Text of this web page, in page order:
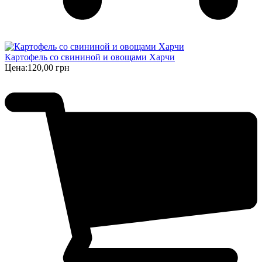
Картофель со свининой и овощами Харчи
Цена:120,00 грн